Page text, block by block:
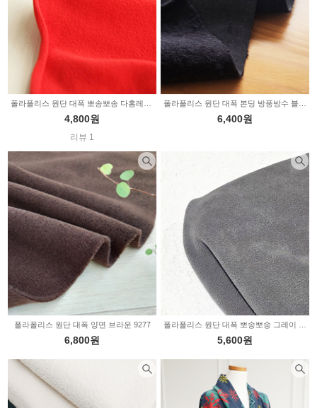
4,800원
리뷰 1
6,400원
폴라폴리스 원단 대폭 양면 브라운 9277
6,800원
폴라폴리스 원단 대폭 뽀송뽀송 그레이 2234561
5,600원